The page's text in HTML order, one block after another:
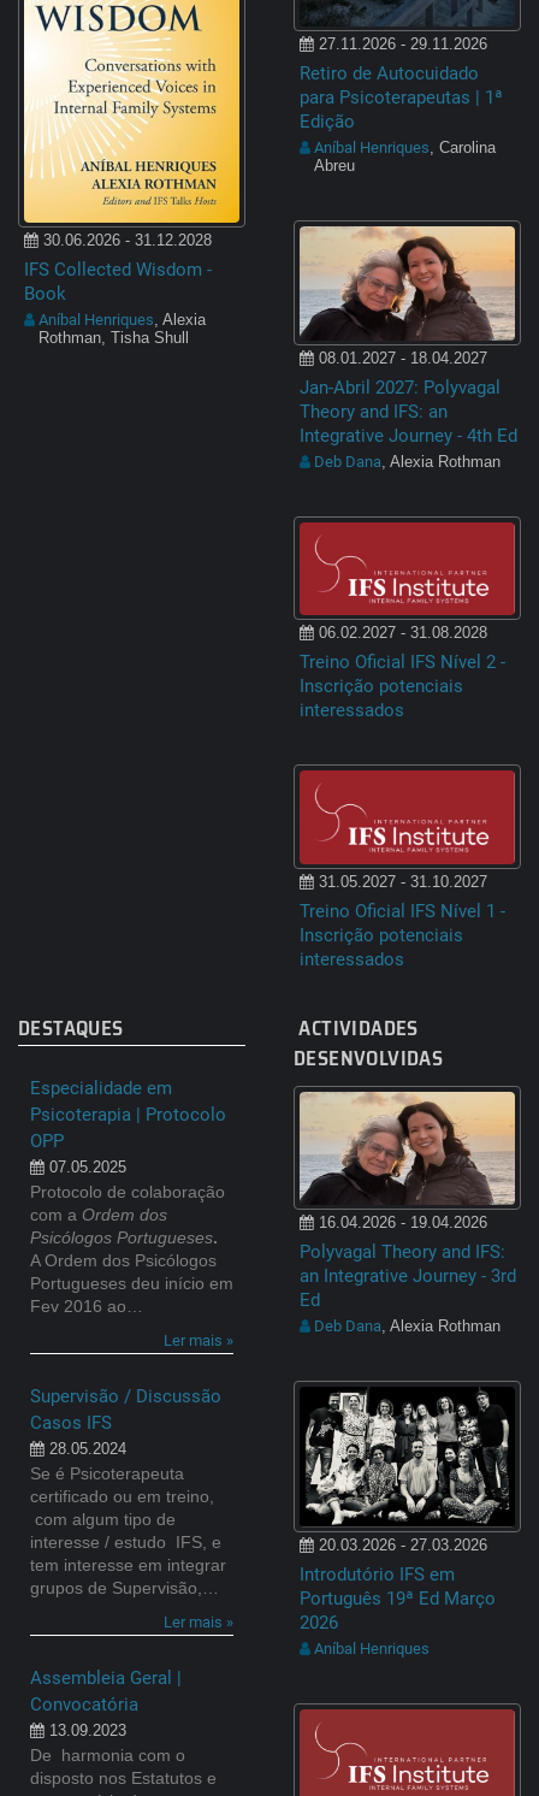
30.06.2026 - 31.12.2028
IFS Collected Wisdom -
Book
Aníbal Henriques, Alexia
Rothman, Tisha Shull
27.11.2026 - 29.11.2026
Retiro de Autocuidado
para Psicoterapeutas | 1ª
Edição
Aníbal Henriques, Carolina
Abreu
08.01.2027 - 18.04.2027
Jan-Abril 2027: Polyvagal
Theory and IFS: an
Integrative Journey - 4th Ed
Deb Dana, Alexia Rothman
06.02.2027 - 31.08.2028
Treino Oficial IFS Nível 2 -
Inscrição potenciais
interessados
31.05.2027 - 31.10.2027
Treino Oficial IFS Nível 1 -
Inscrição potenciais
interessados
DESTAQUES
Especialidade em
Psicoterapia | Protocolo
OPP
07.05.2025
Protocolo de colaboração
com a Ordem dos
Psicólogos Portugueses.
A Ordem dos Psicólogos
Portugueses deu início em
Fev 2016 ao…
Ler mais »
Supervisão / Discussão
Casos IFS
28.05.2024
Se é Psicoterapeuta
certificado ou em treino,
com algum tipo de
interesse / estudo IFS, e
tem interesse em integrar
grupos de Supervisão,…
Ler mais »
Assembleia Geral |
Convocatória
13.09.2023
De harmonia com o
disposto nos Estatutos e
ACTIVIDADES
DESENVOLVIDAS
16.04.2026 - 19.04.2026
Polyvagal Theory and IFS:
an Integrative Journey - 3rd
Ed
Deb Dana, Alexia Rothman
20.03.2026 - 27.03.2026
Introdutório IFS em
Português 19ª Ed Março
2026
Aníbal Henriques